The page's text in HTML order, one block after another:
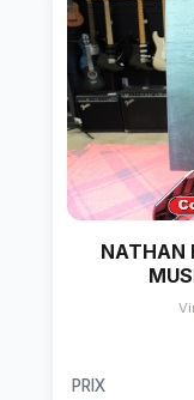
NATHAN
PRIX